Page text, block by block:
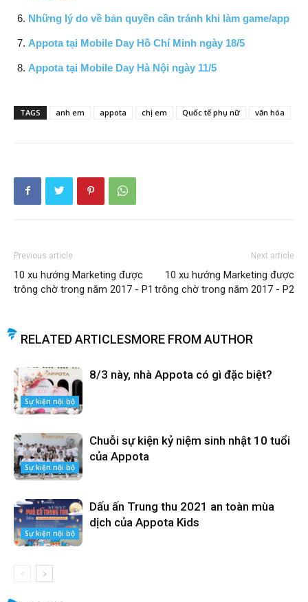
Những lý do về bản quyền cần tránh khi làm game/app
Appota tại Mobile Day Hồ Chí Minh ngày 18/5
Appota tại Mobile Day Hà Nội ngày 11/5
TAGS anh em appota chị em Quốc tế phụ nữ văn hóa
Previous article
10 xu hướng Marketing được
trông chờ trong năm 2017 - P1
Next article
10 xu hướng Marketing được
trông chờ trong năm 2017 - P2
RELATED ARTICLESMORE FROM AUTHOR
Sự kiện nội bộ
8/3 này, nhà Appota có gì đặc biệt?
Sự kiện nội bộ
Chuỗi sự kiện kỷ niệm sinh nhật 10 tuổi
của Appota
Sự kiện nội bộ
Dấu ấn Trung thu 2021 an toàn mùa
dịch của Appota Kids